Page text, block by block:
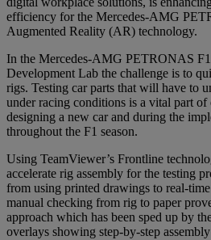
efficiency for the Mercedes-AMG
Augmented Reality (AR) technology.
In the Mercedes-AMG PETRONAS F1
Development Lab the challenge is to
rigs. Testing car parts that will have to
under racing conditions is a vital part of
designing a new car and during the
throughout the F1 season.
Using TeamViewer’s Frontline
accelerate rig assembly for the testing
from using printed drawings to real-
manual checking from rig to paper
approach which has been sped up by
overlays showing step-by-step assembly